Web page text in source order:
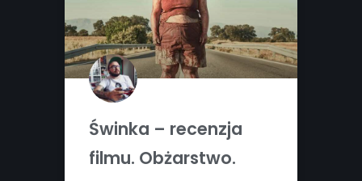
Świnka – recenzja
filmu. Obżarstwo.